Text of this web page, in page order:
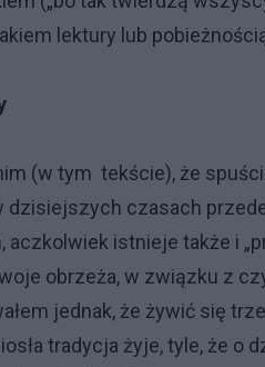
lektury lub
(w tym tekście), że
dzisiejszych czasach
aczkolwiek istnieje także i
obrzeża, w związku z
jednak, że żywić się
tradycja żyje, tyle, że o